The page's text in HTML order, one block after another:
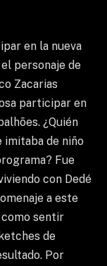
en la nueva
personaje de
Zacarias
participar en
¿Quién
imitaba de niño
Fue
con Dedé
a este
sentir
de
Por